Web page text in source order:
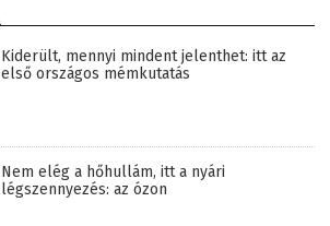
Kiderült, mennyi mindent jelenthet: itt az
első országos mémkutatás
Nem elég a hőhullám, itt a nyári
légszennyezés: az ózon